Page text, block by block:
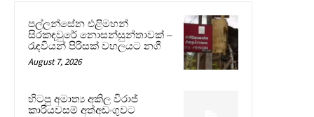
පල්ලන්සේන එළිමහන්
සිරකඳවුරේ නොසන්සුන්තාවක් –
රැඳවියන් පිරිසක් වහලයට නගී
August 7, 2026
හිටපු අමාත්‍ය අකිල විරාජ්
කාරියවසම් අත්අඩංගුවට